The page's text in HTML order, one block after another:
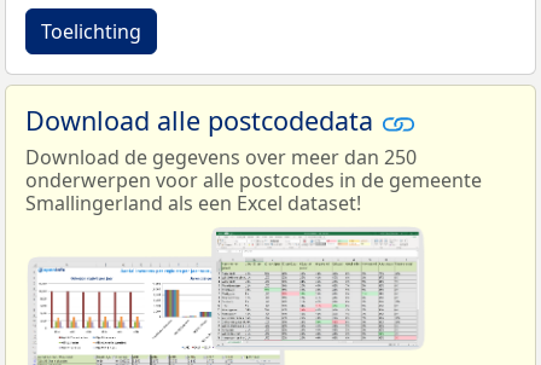
Toelichting
Download alle postcodedata
Download de gegevens over meer dan 250
onderwerpen voor alle postcodes in de gemeente
Smallingerland als een Excel dataset!